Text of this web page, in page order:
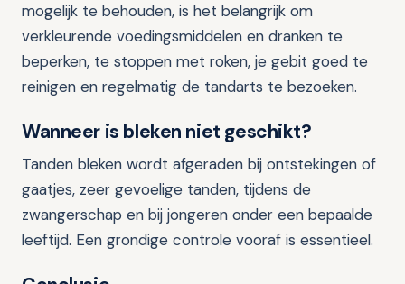
mogelijk te behouden, is het belangrijk om
verkleurende voedingsmiddelen en dranken te
beperken, te stoppen met roken, je gebit goed te
reinigen en regelmatig de tandarts te bezoeken.
Wanneer is bleken niet geschikt?
Tanden bleken wordt afgeraden bij ontstekingen of
gaatjes, zeer gevoelige tanden, tijdens de
zwangerschap en bij jongeren onder een bepaalde
leeftijd. Een grondige controle vooraf is essentieel.